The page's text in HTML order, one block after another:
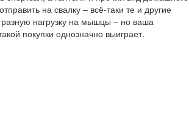
на свалку – всё-таки те и другие
нагрузку на мышцы – но ваша
покупки однозначно выиграет.